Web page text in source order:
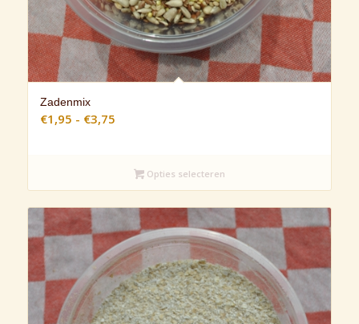
Zadenmix
€1,95 - €3,75Prijsklasse:
€3,75Opties selecteren